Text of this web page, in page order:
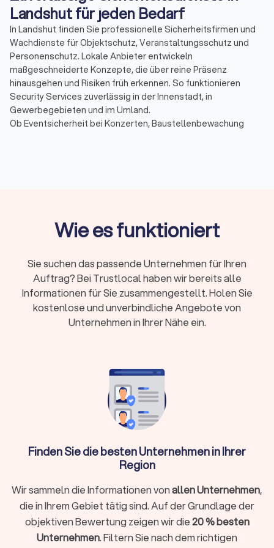
Landshut für jeden Bedarf
In Landshut finden Sie professionelle Sicherheitsfirmen und
Wachdienste für Objektschutz, Veranstaltungsschutz und
Personenschutz. Lokale Anbieter entwickeln
maßgeschneiderte Konzepte, die über reine Präsenz
hinausgehen und Risiken früh erkennen. So funktionieren
Security Services zuverlässig in der Innenstadt, in
Gewerbegebieten und im Umland.
Ob Eventsicherheit bei Konzerten, Baustellenbewachung
Warum Anbieter aus der Region?
Teams aus Landshut kennen Brennpunkte, typische
Briefing-Zeit und reduziert Fehlplanungen. Gerade in der
Innenstadt mit hoher Besucherfrequenz zahlt sich
Ortskenntnis aus.
Kurze Anfahrtswege bedeuten schnelle Verfügbarkeit bei
Ad-hoc-Einsätzen. Für Sie heißt das: weniger Leerzeiten,
verlässliche Schichtübergaben und planbare Kosten.
Reibungsverluste abstimmen.
Auswahlkriterien für Anbieter
Seriöse Anbieter arbeiten BewachV-
GewO. Bitten Sie um Einsicht in die Dokumente und
fragen Sie, wie Schulungen nachgehalten werden.
Aussicht stellen“.
Qualifikation im Einsatz: Praxiserfahrene Kräfte mit IHK-
Sachkunde (§ 34a) treten souverän auf und handeln
rechtssicher. Fragen Sie nach Einsatzprofilen:
Veranstaltungsschutz, Objektschutz, Personenschutz.
Wie es funktioniert
Sie suchen das passende Unternehmen für Ihren
Auftrag? Bei Trustlocal haben wir bereits alle
Informationen für Sie zusammengestellt. Holen Sie
kostenlose und unverbindliche Angebote von
Unternehmen in Ihrer Nähe ein.
Finden Sie die besten Unternehmen in Ihrer
Region
Wir sammeln die Informationen vonallen Unternehmen,
die in Ihrem Gebiet tätig sind. Auf der Grundlage der
objektiven Bewertung zeigen wir die20 % besten
Unternehmen. Filtern Sie nach dem richtigen